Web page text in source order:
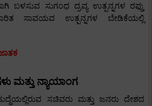
ಬಳಸುವ ಸುಗಂಧ ದ್ರವ್ಯ ಉತ್ಪನ್ನಗಳ ರಫ್ತು
ಸಾವಯವ ಉತ್ಪನ್ನಗಳ ಬೇಡಿಕೆಯಲ್ಲಿ
ಮತ್ತು ನ್ಯಾಯಾಂಗ
ಸಚಿವರು ಮತ್ತು ಜನರು ದೇಶದ